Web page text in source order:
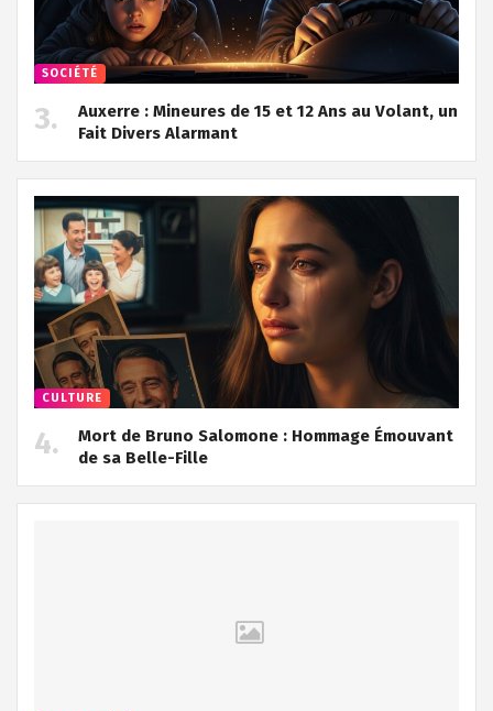
SOCIÉTÉ
Auxerre : Mineures de 15 et 12 Ans au Volant, un
Fait Divers Alarmant
CULTURE
Mort de Bruno Salomone : Hommage Émouvant
de sa Belle-Fille